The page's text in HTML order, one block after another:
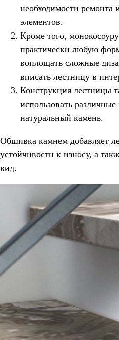
необходимости ремонта
элементов.
Кроме того,
практически любую
воплощать сложные
вписать лестницу в
Конструкция лестницы
использовать
натуральный камень.
Обшивка камнем добавляет
устойчивости к износу, а
вид.